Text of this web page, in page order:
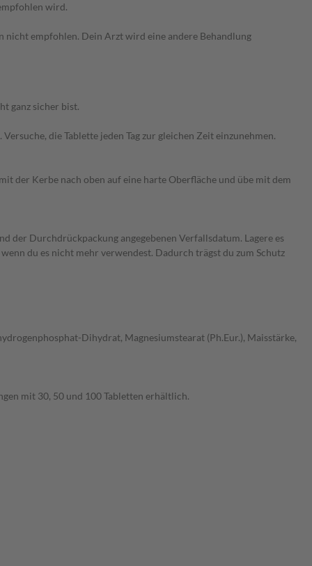
wird.
empfohlen. Dein Arzt wird eine andere Behandlung
ganz sicher bist.
die Tablette jeden Tag zur gleichen Zeit einzunehmen.
der Kerbe nach oben auf eine harte Oberfläche und übe mit dem
der Durchdrückpackung angegebenen Verfallsdatum. Lagere es
du es nicht mehr verwendest. Dadurch trägst du zum Schutz
Dihydrat, Magnesiumstearat (Ph.Eur.), Maisstärke,
mit 30, 50 und 100 Tabletten erhältlich.